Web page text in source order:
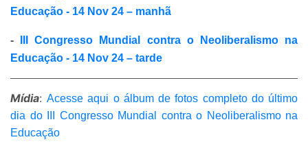
Educação - 14 Nov 24 – manhã
-
III Congresso Mundial contra o Neoliberalismo na
Educação - 14 Nov 24 – tarde
Mídia:Acesse aqui o álbum de fotos completo do último
dia do III Congresso Mundial contra o Neoliberalismo na
Educação